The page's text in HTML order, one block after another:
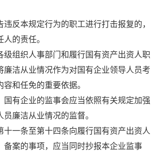
本规定行为的职工进行打击报复的，
人的责任。
组织人事部门和履行国有资产出资人职
廉洁从业情况作为对国有企业领导人员考
容和任免的重要依据。
有企业的监事会应当依照有关规定加强
员廉洁从业情况的监督。
一条至第十四条向履行国有资产出资人
备案的事项，应当同时抄报本企业监事